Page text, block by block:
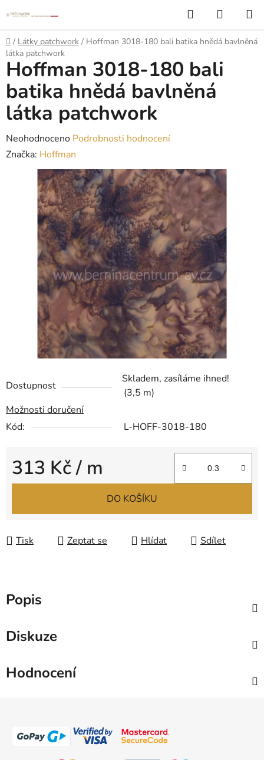
na
obsah
Hledat
KOŠÍK
Domů
/ Látky patchwork / Hoffman 3018-180 bali batika hnědá bavlněná
látka patchwork
Dostupnost
Skladem, zasíláme ihned!
(3,5 m)
Možnosti doručení
Kód:
L-HOFF-3018-180
313 Kč/ m
Měrná cena:
DO KOŠÍKU
Tisk Zeptat se Hlídat Sdílet
Hoffman 3018-180 bali
batika hnědá bavlněná
látka patchwork
Průměrné
hodnocení
produktu
hvězdiček.
Neohodnoceno Podrobnosti hodnocení
Značka: Hoffman
Popis
Diskuze
Hodnocení